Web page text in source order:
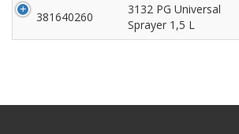
381640260
3132 PG Universal
Sprayer 1,5 L